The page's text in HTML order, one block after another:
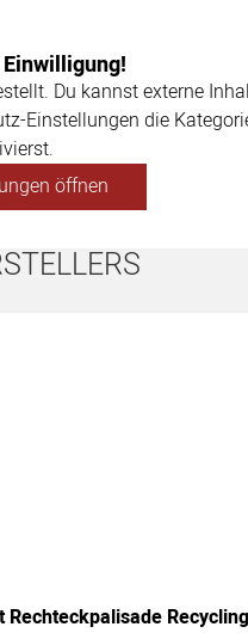
Du kannst externe
Einstellungen die
öffnen
Rechteckpalisade